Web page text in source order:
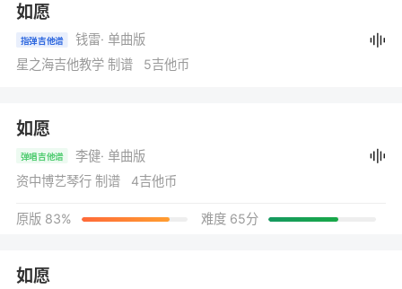
如愿
指弹吉他谱 钱雷· 单曲版
星之海吉他教学 制谱 5吉他币
如愿
弹唱吉他谱 李健· 单曲版
资中博艺琴行 制谱 4吉他币
原版 83% 难度 65分
如愿